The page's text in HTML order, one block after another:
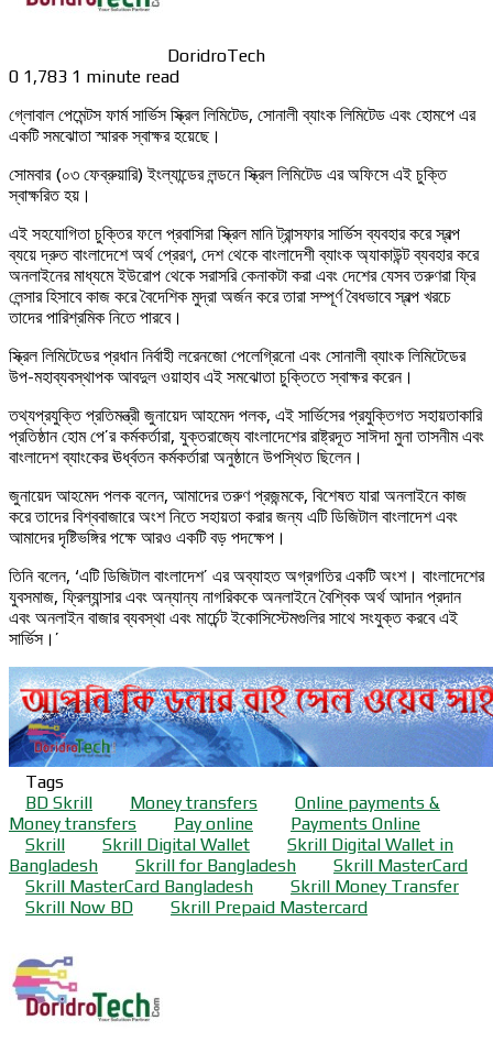
DoridroTech
0 1,783 1 minute read
গ্লোবাল পেমেন্টস ফার্ম সার্ভিস স্ক্রিল লিমিটেড, সোনালী ব্যাংক লিমিটেড এবং হোমপে এর
একটি সমঝোতা স্মারক স্বাক্ষর হয়েছে।
সোমবার (০৩ ফেব্রুয়ারি) ইংল্যান্ডের লন্ডনে স্ক্রিল লিমিটেড এর অফিসে এই চুক্তি
স্বাক্ষরিত হয়।
এই সহযোগিতা চুক্তির ফলে প্রবাসিরা স্ক্রিল মানি ট্রান্সফার সার্ভিস ব্যবহার করে স্বল্প
ব্যয়ে দ্রুত বাংলাদেশে অর্থ প্রেরণ, দেশ থেকে বাংলাদেশী ব্যাংক অ্যাকাউন্ট ব্যবহার করে
অনলাইনের মাধ্যমে ইউরোপ থেকে সরাসরি কেনাকটা করা এবং দেশের যেসব তরুণরা ফ্রি
লেন্সার হিসাবে কাজ করে বৈদেশিক মুদ্রা অর্জন করে তারা সম্পূর্ণ বৈধভাবে স্বল্প খরচে
তাদের পারিশ্রমিক নিতে পারবে।
স্ক্রিল লিমিটেডের প্রধান নির্বাহী লরেনজো পেলেগ্রিনো এবং সোনালী ব্যাংক লিমিটেডের
উপ-মহাব্যবস্থাপক আবদুল ওয়াহাব এই সমঝোতা চুক্তিতে স্বাক্ষর করেন।
তথ্যপ্রযুক্তি প্রতিমন্ত্রী জুনায়েদ আহমেদ পলক, এই সার্ভিসের প্রযুক্তিগত সহায়তাকারি
প্রতিষ্ঠান হোম পে’র কর্মকর্তারা, যুক্তরাজ্যে বাংলাদেশের রাষ্ট্রদূত সাঈদা মুনা তাসনীম এবং
বাংলাদেশ ব্যাংকের ঊর্ধ্বতন কর্মকর্তারা অনুষ্ঠানে উপস্থিত ছিলেন।
জুনায়েদ আহমেদ পলক বলেন, আমাদের তরুণ প্রজন্মকে, বিশেষত যারা অনলাইনে কাজ
করে তাদের বিশ্ববাজারে অংশ নিতে সহায়তা করার জন্য এটি ডিজিটাল বাংলাদেশ এবং
আমাদের দৃষ্টিভঙ্গির পক্ষে আরও একটি বড় পদক্ষেপ।
তিনি বলেন, ‘এটি ডিজিটাল বাংলাদেশ’ এর অব্যাহত অগ্রগতির একটি অংশ। বাংলাদেশের
যুবসমাজ, ফ্রিল্যান্সার এবং অন্যান্য নাগরিককে অনলাইনে বৈশ্বিক অর্থ আদান প্রদান
এবং অনলাইন বাজার ব্যবস্থা এবং মার্চেন্ট ইকোসিস্টেমগুলির সাথে সংযুক্ত করবে এই
সার্ভিস।’
Tags
BD Skrill
Money transfers
Online payments &
Money transfers
Pay online
Payments Online
Skrill
Skrill Digital Wallet
Skrill Digital Wallet in
Bangladesh
Skrill for Bangladesh
Skrill MasterCard
Skrill MasterCard Bangladesh
Skrill Money Transfer
Skrill Now BD
Skrill Prepaid Mastercard